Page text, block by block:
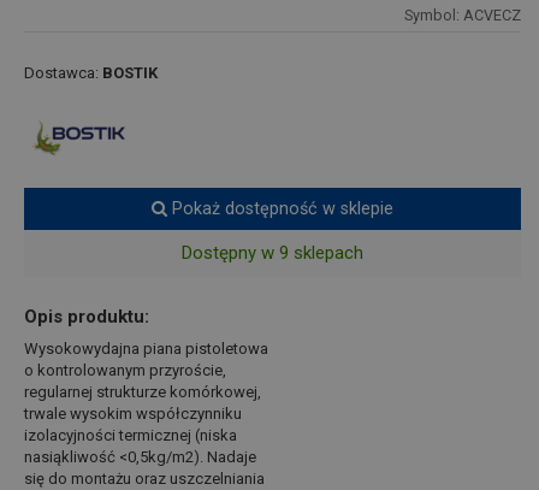
Symbol: ACVECZ
Dostawca: BOSTIK
Pokaż dostępność w sklepie
Dostępny w 9 sklepach
Opis produktu:
Wysokowydajna piana pistoletowa
o kontrolowanym przyroście,
regularnej strukturze komórkowej,
trwale wysokim współczynniku
izolacyjności termicznej (niska
nasiąkliwość <0,5kg/m2). Nadaje
się do montażu oraz uszczelniania